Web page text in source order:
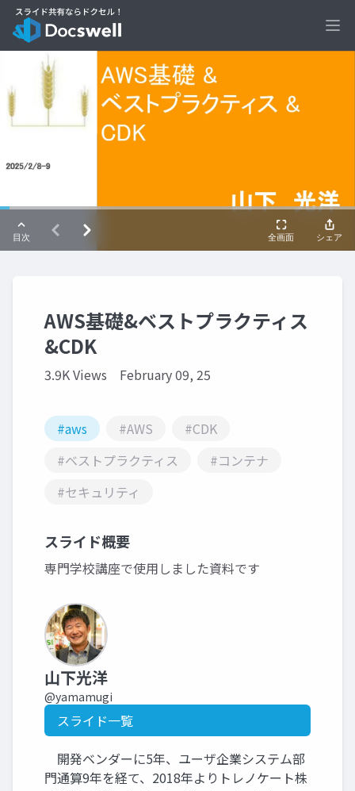
AWS基礎&ベストプラクティス
&CDK
3.9K Views February 09, 25
#aws #AWS
#CDK
#ベストプラクティス
#コンテナ
#セキュリティ
スライド概要
専門学校講座で使用しました資料です
山下光洋
@yamamugi
スライド一覧
開発ベンダーに5年、ユーザ企業システム部
門通算9年を経て、2018年よりトレノケート株